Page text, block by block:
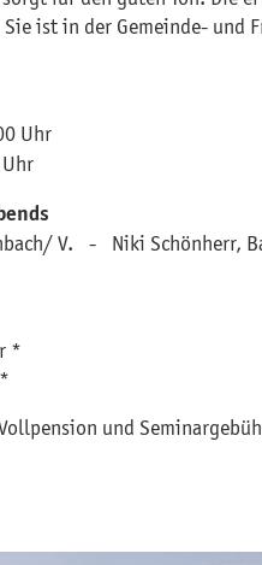
ist in der Gemeinde- und
Uhr
V. - Niki Schönherr,
*
und